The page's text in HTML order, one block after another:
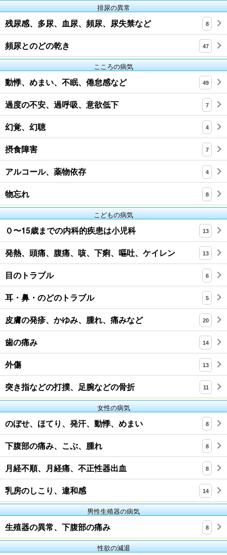
排尿の異常
残尿感、多尿、血尿、頻尿、尿失禁など 8
頻尿とのどの乾き 47
こころの病気
動悸、めまい、不眠、倦怠感など 49
過度の不安、過呼吸、意欲低下 7
幻覚、幻聴 4
摂食障害 7
アルコール、薬物依存 4
物忘れ 8
こどもの病気
０〜15歳までの内科的疾患は小児科 13
発熱、頭痛、腹痛、咳、下痢、嘔吐、ケイレン 13
目のトラブル 6
耳・鼻・のどのトラブル 5
皮膚の発疹、かゆみ、腫れ、痛みなど 20
歯の痛み 14
外傷 13
突き指などの打撲、足腕などの骨折 11
女性の病気
のぼせ、ほてり、発汗、動悸、めまい 8
下腹部の痛み、こぶ、腫れ 8
月経不順、月経痛、不正性器出血 8
乳房のしこり、違和感 14
男性生殖器の病気
生殖器の異常、下腹部の痛み 8
性欲の減退